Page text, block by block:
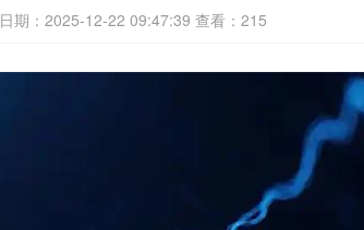
日期：2025-12-22 09:47:39 查看：215